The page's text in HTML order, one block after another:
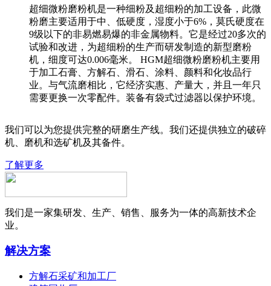
超细微粉磨粉机是一种细粉及超细粉的加工设备，此微
粉磨主要适用于中、低硬度，湿度小于6%，莫氏硬度在
9级以下的非易燃易爆的非金属物料。它是经过20多次的
试验和改进，为超细粉的生产而研发制造的新型磨粉
机，细度可达0.006毫米。 HGM超细微粉磨粉机主要用
于加工石膏、方解石、滑石、涂料、颜料和化妆品行
业。与气流磨相比，它经济实惠、产量大，并且一年只
需要更换一次零配件。装备有袋式过滤器以保护环境。
我们可以为您提供完整的研磨生产线。我们还提供独立的破碎
机、磨机和选矿机及其备件。
了解更多
我们是一家集研发、生产、销售、服务为一体的高新技术企
业。
解决方案
方解石采矿和加工厂